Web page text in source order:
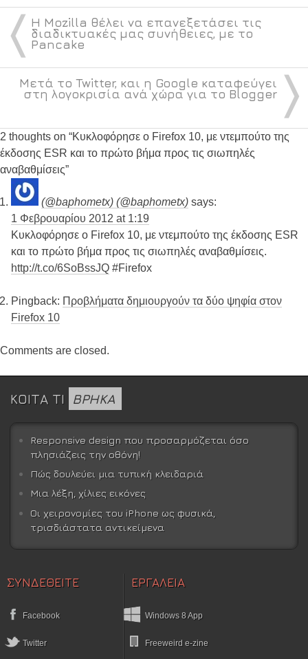
〈 Η Mozilla θέλει να επανεξετάσει τις
διαδικτυακές μας συνήθειες, με το
Pancake
〉
Μετά το Twitter, και η Google καταφεύγει
στη λογοκρισία ανά χώρα για το Blogger
2 thoughts on “Κυκλοφόρησε ο Firefox 10, με ντεμπούτο της
έκδοσης ESR και το πρώτο βήμα προς τις σιωπηλές
αναβαθμίσεις”
(@baphometx) (@baphometx) says:
1 Φεβρουαρίου 2012 at 1:19
Κυκλοφόρησε ο Firefox 10, με ντεμπούτο της έκδοσης ESR
και το πρώτο βήμα προς τις σιωπηλές αναβαθμίσεις.
http://t.co/6SoBssJQ #Firefox
Pingback: Προβλήματα δημιουργούν τα δύο ψηφία στον
Firefox 10
Comments are closed.
ΚΟΙΤΑ ΤΙ ΒΡΗΚΑ
Responsive design που προσαρμόζεται όσο
πλησιάζεις την οθόνη!
Πώς δουλεύει μια τυπική κλειδαριά
Μια λέξη, χίλιες εικόνες
Οι χειρονομίες του iPhone ως φυσικά,
τρισδιάστατα αντικείμενα
ΣΥΝΔΕΘΕΙΤΕ
Facebook
Twitter
ΕΡΓΑΛΕΙΑ
Windows 8 App
Freeweird e-zine